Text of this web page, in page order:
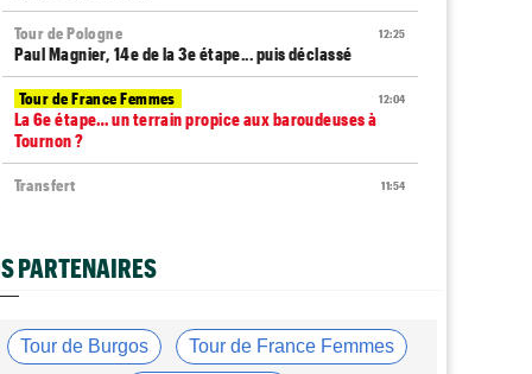
12:25
Tour de Pologne
Paul Magnier, 14e de la 3e étape... puis déclassé
12:04
Tour de France Femmes
La 6e étape… un terrain propice aux baroudeuses à
Tournon ?
11:54
Transfert
Route
Trine Vingegaard : "L'entraînement ne devrait pas être
11:20
Tour de France Femmes
PARTENAIRES
Tour de Burgos Tour de France Femmes